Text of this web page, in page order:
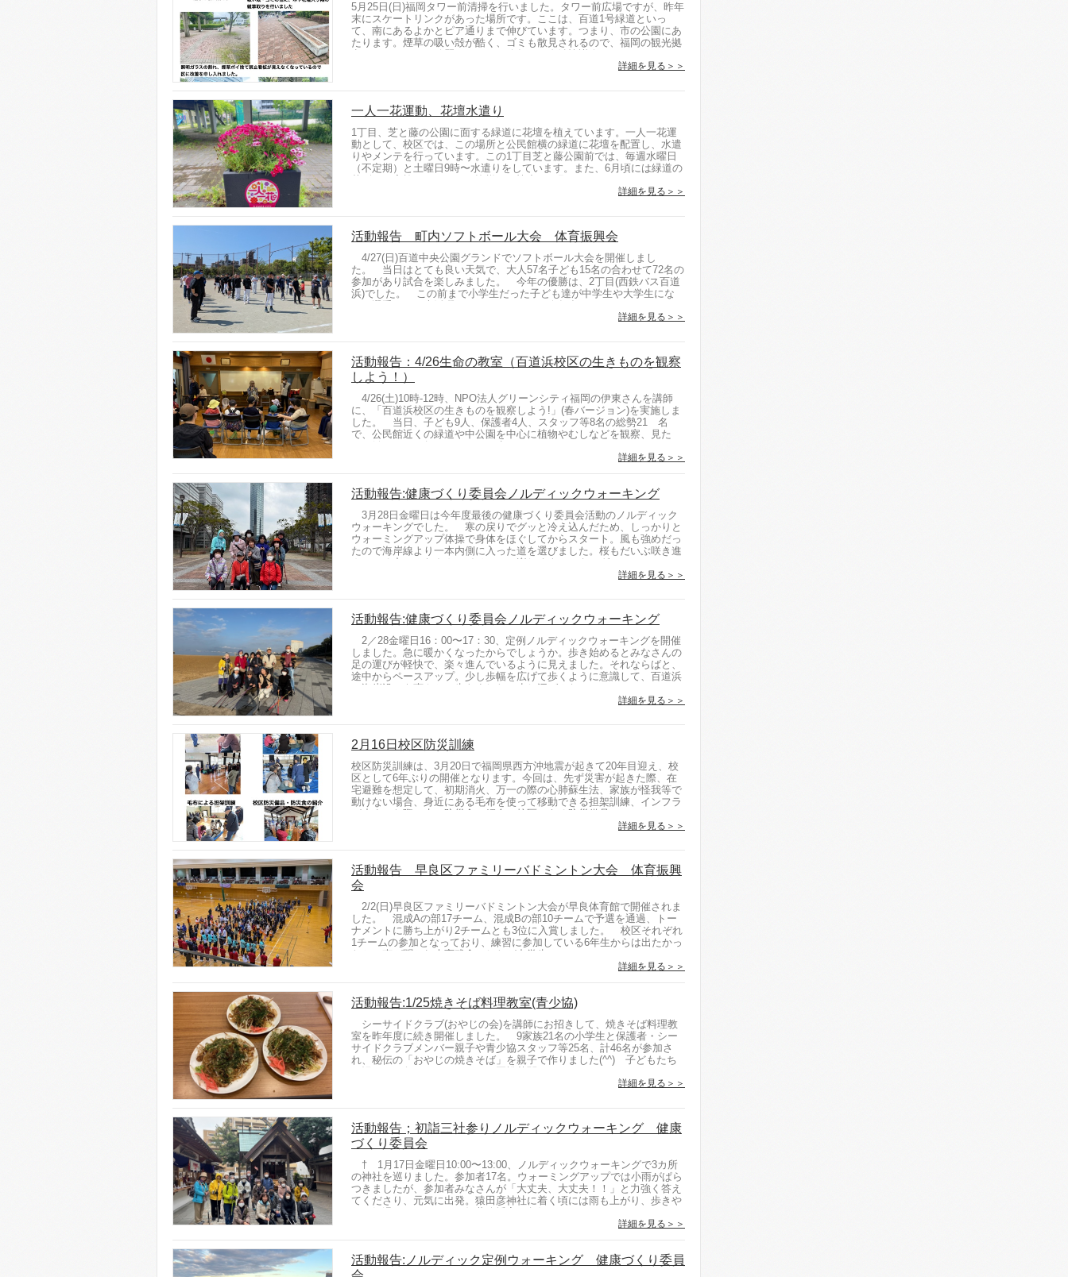
5月25日(日)福岡タワー前清掃を行いました。タワー前広場ですが、昨年
末にスケートリンクがあった場所です。ここは、百道1号緑道といっ
て、南にあるよかとピア通りまで伸びています。つまり、市の公園にあ
たります。煙草の吸い殻が酷く、ゴミも散見されるので、福岡の観光拠
詳細を見る＞＞
一人一花運動、花壇水遣り
1丁目、芝と藤の公園に面する緑道に花壇を植えています。一人一花運
動として、校区では、この場所と公民館横の緑道に花壇を配置し、水遣
りやメンテを行っています。この1丁目芝と藤公園前では、毎週水曜日
（不定期）と土曜日9時〜水遣りをしています。また、6月頃には緑道の
詳細を見る＞＞
活動報告 町内ソフトボール大会 体育振興会
4/27(日)百道中央公園グランドでソフトボール大会を開催しまし
た。 当日はとても良い天気で、大人57名子ども15名の合わせて72名の
参加があり試合を楽しみました。 今年の優勝は、2丁目(西鉄バス百道
浜)でした。 この前まで小学生だった子ども達が中学生や大学生にな
詳細を見る＞＞
活動報告：4/26生命の教室（百道浜校区の生きものを観察
しよう！）
4/26(土)10時-12時、NPO法人グリーンシティ福岡の伊東さんを講師
に、「百道浜校区の生きものを観察しよう!」(春バージョン)を実施しま
した。 当日、子ども9人、保護者4人、スタッフ等8名の総勢21 名
で、公民館近くの緑道や中公園を中心に植物やむしなどを観察、見た
詳細を見る＞＞
活動報告:健康づくり委員会ノルディックウォーキング
3月28日金曜日は今年度最後の健康づくり委員会活動のノルディック
ウォーキングでした。 寒の戻りでグッと冷え込んだため、しっかりと
ウォーミングアップ体操で身体をほぐしてからスタート。風も強めだっ
たので海岸線より一本内側に入った道を選びました。桜もだいぶ咲き進
んでいる中、みなさんマイペースで楽しくウォーキング。...
詳細を見る＞＞
活動報告:健康づくり委員会ノルディックウォーキング
2／28金曜日16：00〜17：30、定例ノルディックウォーキングを開催
しました。急に暖かくなったからでしょうか。歩き始めるとみなさんの
足の運びが軽快で、楽々進んでいるように見えました。それならばと、
途中からペースアップ。少し歩幅を広げて歩くように意識して、百道浜
の海岸沿いを爽やかに歩きました。少し汗ばみな...
詳細を見る＞＞
2月16日校区防災訓練
校区防災訓練は、3月20日で福岡県西方沖地震が起きて20年目迎え、校
区として6年ぶりの開催となります。今回は、先ず災害が起きた際、在
宅避難を想定して、初期消火、万一の際の心肺蘇生法、家族が怪我等で
動けない場合、身近にある毛布を使って移動できる担架訓練、インフラ
が止まった際、水、防災食の紹介、校区にある防災備品...
詳細を見る＞＞
活動報告 早良区ファミリーバドミントン大会 体育振興
会
2/2(日)早良区ファミリーバドミントン大会が早良体育館で開催されま
した。 混成Aの部17チーム、混成Bの部10チームで予選を通過、トー
ナメントに勝ち上がり2チームとも3位に入賞しました。 校区それぞれ
1チームの参加となっており、練習に参加している6年生からは出たかっ
たとの声が聞かれ大変残念でしたが中学生に...
詳細を見る＞＞
活動報告:1/25焼きそば料理教室(青少協)
シーサイドクラブ(おやじの会)を講師にお招きして、焼きそば料理教
室を昨年度に続き開催しました。 9家族21名の小学生と保護者・シー
サイドクラブメンバー親子や青少協スタッフ等25名、計46名が参加さ
れ、秘伝の「おやじの焼きそば」を親子で作りました(^^) 子どもたち
詳細を見る＞＞
活動報告；初詣三社参りノルディックウォーキング 健康
づくり委員会
† 1月17日金曜日10:00〜13:00、ノルディックウォーキングで3カ所
の神社を巡りました。参加者17名。ウォーミングアップでは小雨がぱら
つきましたが、参加者みなさんが「大丈夫、大丈夫！！」と力強く答え
てくださり、元気に出発。猿田彦神社に着く頃には雨も上がり、歩きや
詳細を見る＞＞
活動報告:ノルディック定例ウォーキング 健康づくり委員